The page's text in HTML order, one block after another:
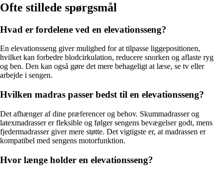
Ofte stillede spørgsmål
Hvad er fordelene ved en elevationsseng?
En elevationsseng giver mulighed for at tilpasse liggepositionen,
hvilket kan forbedre blodcirkulation, reducere snorken og aflaste ryg
og ben. Den kan også gøre det mere behageligt at læse, se tv eller
arbejde i sengen.
Hvilken madras passer bedst til en elevationsseng?
Det afhænger af dine præferencer og behov. Skummadrasser og
latexmadrasser er fleksible og følger sengens bevægelser godt, mens
fjedermadrasser giver mere støtte. Det vigtigste er, at madrassen er
kompatibel med sengens motorfunktion.
Hvor længe holder en elevationsseng?